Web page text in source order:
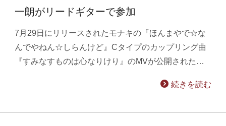
一朗がリードギターで参加
7月29日にリリースされたモナキの『ほんまやで☆な
んでやねん☆しらんけど』Cタイプのカップリング曲
『すみなすものは心なりけり』のMVが公開された…
続きを読む